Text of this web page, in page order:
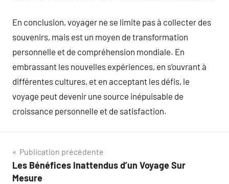
En conclusion, voyager ne se limite pas à collecter des
souvenirs, mais est un moyen de transformation
personnelle et de compréhension mondiale. En
embrassant les nouvelles expériences, en s’ouvrant à
différentes cultures, et en acceptant les défis, le
voyage peut devenir une source inépuisable de
croissance personnelle et de satisfaction.
Navigation
de
Publication précédente
Les Bénéfices Inattendus d’un Voyage Sur
Mesure